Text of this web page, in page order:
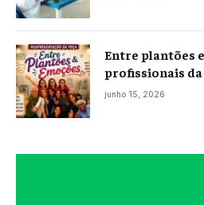
Entre plantões
profissionais
histórias reais
junho 15, 2026